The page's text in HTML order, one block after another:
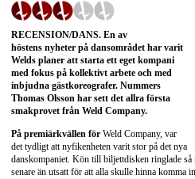
RECENSION/DANS. En av
höstens nyheter på dansområdet har varit
Welds planer att starta ett eget kompani
med fokus på kollektivt arbete och med
inbjudna gästkoreografer. Nummers
Thomas Olsson har sett det allra första
smakprovet från Weld Company.
På premiärkvällen för Weld Company, var
det tydligt att nyfikenheten varit stor på det nya
danskompaniet. Kön till biljettdisken ringlade
senare än utsatt för att alla skulle hinna komma